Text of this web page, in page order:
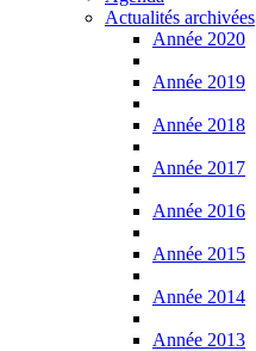
Actualités archivées
Année 2020
Année 2019
Année 2018
Année 2017
Année 2016
Année 2015
Année 2014
Année 2013